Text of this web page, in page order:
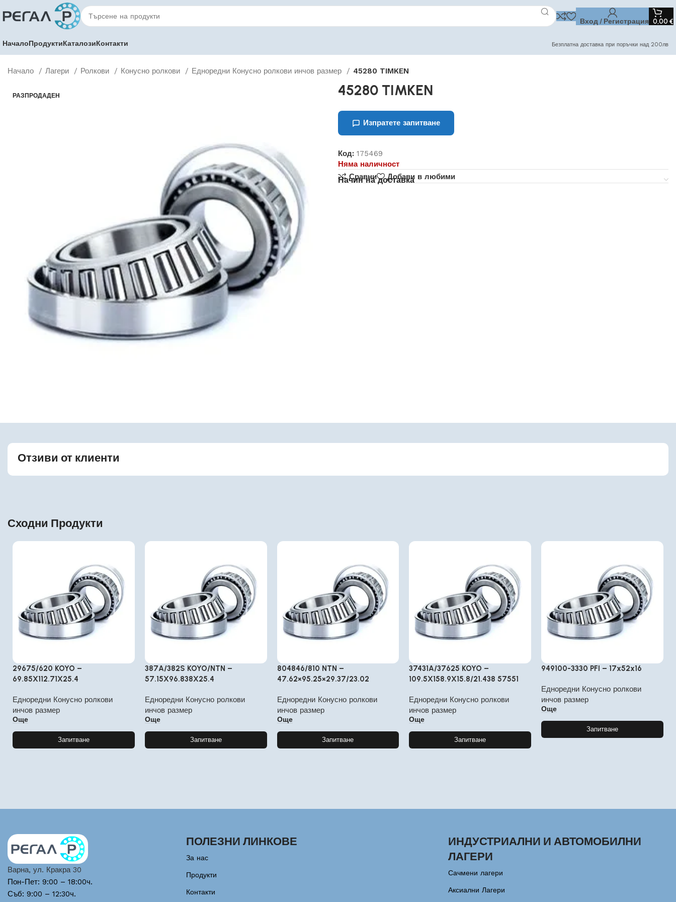
Вход / Регистрация 0,00 €
НачалоПродуктиКаталозиКонтакти Безплатна доставка при поръчки над 200лв
Начало Лагери Ролкови Конусно ролкови Едноредни Конусно ролкови инчов размер 45280 TIMKEN
РАЗПРОДАДЕН 45280 TIMKEN
Изпратете запитване
Код: 175469
Няма наличност
Сравни
Добави в любими
Начин на доставка
Отзиви от клиенти
Сходни Продукти
29675/620 KOYO –
69.85X112.71X25.4
Едноредни Конусно ролкови
инчов размер
Още
Запитване
387A/382S KOYO/NTN –
57.15X96.838X25.4
Едноредни Конусно ролкови
инчов размер
Още
Запитване
804846/810 NTN –
47.62×95.25×29.37/23.02
Едноредни Конусно ролкови
инчов размер
Още
Запитване
37431A/37625 KOYO –
109.5X158.9X15.8/21.438 57551
Едноредни Конусно ролкови
инчов размер
Още
Запитване
949100-3330 PFI – 17x52x16
Едноредни Конусно ролкови
инчов размер
Още
Запитване
Варна, ул. Кракра 30
Пон-Пет: 9:00 – 18:00ч.
Съб: 9:00 – 12:30ч.
ПОЛЕЗНИ ЛИНКОВЕ
За нас
Продукти
Контакти
ИНДУСТРИАЛНИ И АВТОМОБИЛНИ
ЛАГЕРИ
Сачмени лагери
Аксиални Лагери